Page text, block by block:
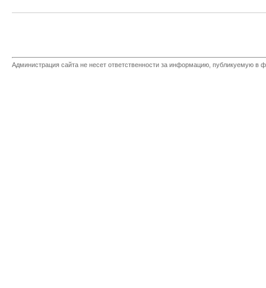
Администрация сайта не несет ответственности за информацию, публикуемую